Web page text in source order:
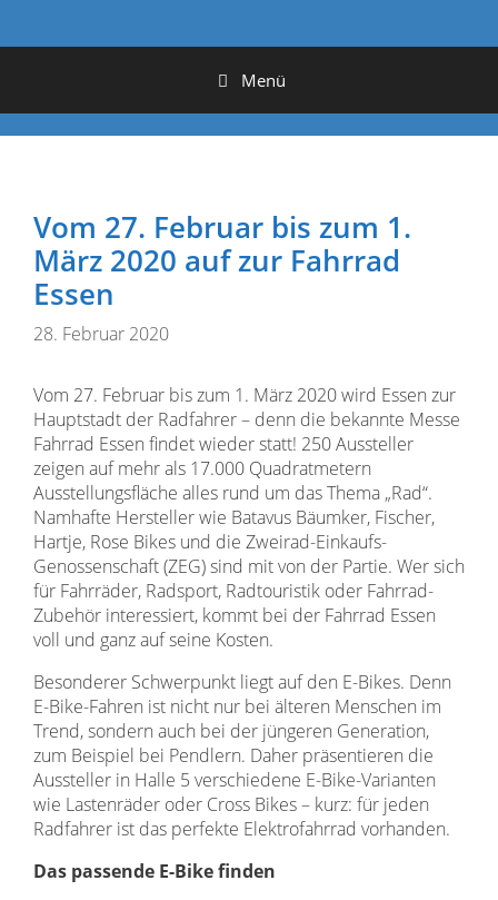
Menü
Vom 27. Februar bis zum 1.
März 2020 auf zur Fahrrad
Essen
28. Februar 2020
Vom 27. Februar bis zum 1. März 2020 wird Essen zur
Hauptstadt der Radfahrer – denn die bekannte Messe
Fahrrad Essen findet wieder statt! 250 Aussteller
zeigen auf mehr als 17.000 Quadratmetern
Ausstellungsfläche alles rund um das Thema „Rad“.
Namhafte Hersteller wie Batavus Bäumker, Fischer,
Hartje, Rose Bikes und die Zweirad-Einkaufs-
Genossenschaft (ZEG) sind mit von der Partie. Wer sich
für Fahrräder, Radsport, Radtouristik oder Fahrrad-
Zubehör interessiert, kommt bei der Fahrrad Essen
voll und ganz auf seine Kosten.
Besonderer Schwerpunkt liegt auf den E-Bikes. Denn
E-Bike-Fahren ist nicht nur bei älteren Menschen im
Trend, sondern auch bei der jüngeren Generation,
zum Beispiel bei Pendlern. Daher präsentieren die
Aussteller in Halle 5 verschiedene E-Bike-Varianten
wie Lastenräder oder Cross Bikes – kurz: für jeden
Radfahrer ist das perfekte Elektrofahrrad vorhanden.
Das passende E-Bike finden